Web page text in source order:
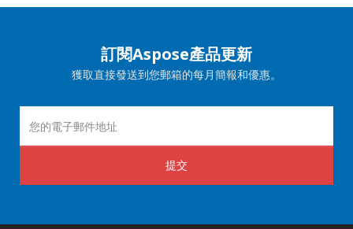
訂閱Aspose產品更新
獲取直接發送到您郵箱的每月簡報和優惠。
提交